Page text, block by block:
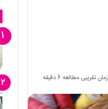
زمان تقریبی مطالعه 6 دقیقه